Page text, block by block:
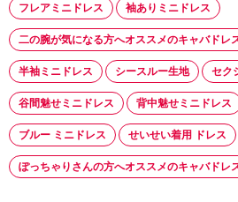
フレアミニドレス 袖ありミニドレス
二の腕が気になる方へオススメのキャバドレ
半袖ミニドレス シースルー生地 セク
谷間魅せミニドレス 背中魅せミニドレス
ブルー ミニドレス せいせい着用 ドレス
ぽっちゃりさんの方へオススメのキャバドレ